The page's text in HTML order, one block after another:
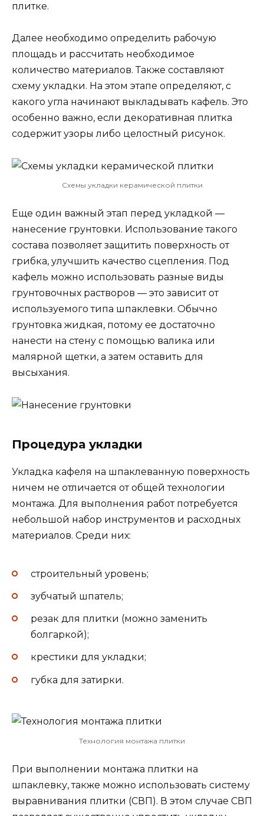
плитке.
Далее необходимо определить рабочую
площадь и рассчитать необходимое
количество материалов. Также составляют
схему укладки. На этом этапе определяют, с
какого угла начинают выкладывать кафель. Это
особенно важно, если декоративная плитка
содержит узоры либо целостный рисунок.
Схемы укладки керамической плитки
Еще один важный этап перед укладкой —
нанесение грунтовки. Использование такого
состава позволяет защитить поверхность от
грибка, улучшить качество сцепления. Под
кафель можно использовать разные виды
грунтовочных растворов — это зависит от
используемого типа шпаклевки. Обычно
грунтовка жидкая, потому ее достаточно
нанести на стену с помощью валика или
малярной щетки, а затем оставить для
высыхания.
Процедура укладки
Укладка кафеля на шпаклеванную поверхность
ничем не отличается от общей технологии
монтажа. Для выполнения работ потребуется
небольшой набор инструментов и расходных
материалов. Среди них:
строительный уровень;
зубчатый шпатель;
резак для плитки (можно заменить
болгаркой);
крестики для укладки;
губка для затирки.
Технология монтажа плитки
При выполнении монтажа плитки на
шпаклевку, также можно использовать систему
выравнивания плитки (СВП). В этом случае СВП